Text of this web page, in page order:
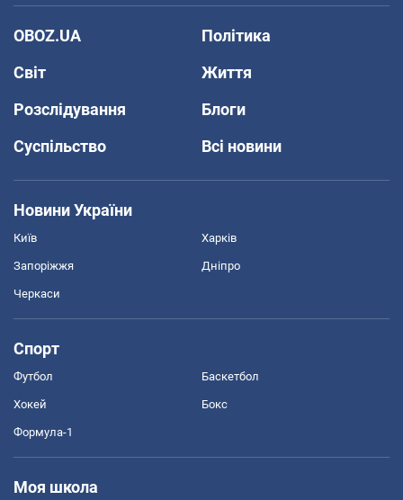
OBOZ.UA
Політика
Світ
Життя
Розслідування
Блоги
Суспільство
Всі новини
Новини України
Київ Харків
Запоріжжя Дніпро
Черкаси
Спорт
Футбол Баскетбол
Хокей Бокс
Формула-1
Моя школа